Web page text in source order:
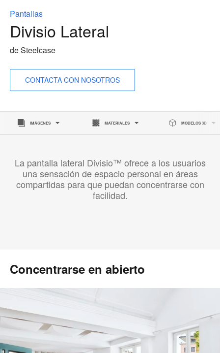
Pantallas
Divisio Lateral
de Steelcase
CONTACTA CON NOSOTROS
IMÁGENES MATERIALES MODELOS 3D
La pantalla lateral Divisio™ ofrece a los usuarios
una sensación de espacio personal en áreas
compartidas para que puedan concentrarse con
facilidad.
Concentrarse en abierto